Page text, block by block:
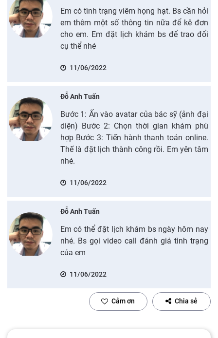
Em có tình trạng viêm họng hạt. Bs cần hỏi
em thêm một số thông tin nữa để kê đơn
cho em. Em đặt lịch khám bs để trao đổi
cụ thể nhé
11/06/2022
Đỗ Anh Tuấn
Bước 1: Ấn vào avatar của bác sỹ (ảnh đại
diện) Bước 2: Chọn thời gian khám phù
hợp Bước 3: Tiến hành thanh toán online.
Thế là đặt lịch thành công rồi. Em yên tâm
nhé.
11/06/2022
Đỗ Anh Tuấn
Em có thể đặt lịch khám bs ngày hôm nay
nhé. Bs gọi video call đánh giá tình trạng
của em
11/06/2022
Cảm ơn Chia sẻ